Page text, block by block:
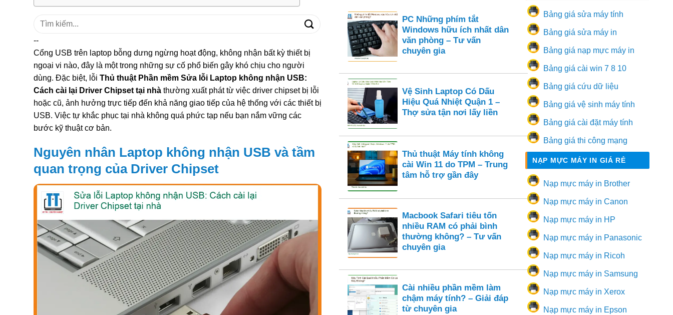
Tìm
--
Cổng USB trên laptop bỗng dưng ngừng hoạt động, không nhận bất kỳ thiết bị
ngoại vi nào, đây là một trong những sự cố phổ biến gây khó chịu cho người
dùng. Đặc biệt, lỗi Thủ thuật Phần mềm Sửa lỗi Laptop không nhận USB:
Cách cài lại Driver Chipset tại nhà thường xuất phát từ việc driver chipset bị lỗi
hoặc cũ, ảnh hưởng trực tiếp đến khả năng giao tiếp của hệ thống với các thiết bị
USB. Việc tự khắc phục tại nhà không quá phức tạp nếu bạn nắm vững các
bước kỹ thuật cơ bản.
Nguyên nhân Laptop không nhận USB và tầm
quan trọng của Driver Chipset
PC Những phím tắt
Windows hữu ích nhất dân
văn phòng – Tư vấn
chuyên gia
Vệ Sinh Laptop Có Dấu
Hiệu Quá Nhiệt Quận 1 –
Thợ sửa tận nơi lấy liền
Thủ thuật Máy tính không
cài Win 11 do TPM – Trung
tâm hỗ trợ gần đây
Macbook Safari tiêu tốn
nhiều RAM có phải bình
thường không? – Tư vấn
chuyên gia
Cài nhiều phần mềm làm
chậm máy tính? – Giải đáp
từ chuyên gia
Bảng giá sửa máy tính
Bảng giá sửa máy in
Bảng giá nạp mực máy in
Bảng giá cài win 7 8 10
Bảng giá cứu dữ liệu
Bảng giá vệ sinh máy tính
Bảng giá cài đặt máy tính
Bảng giá thi công mạng
NẠP MỰC MÁY IN GIÁ RẺ
Nạp mực máy in Brother
Nạp mực máy in Canon
Nạp mực máy in HP
Nạp mực máy in Panasonic
Nạp mực máy in Ricoh
Nạp mực máy in Samsung
Nạp mực máy in Xerox
Nạp mực máy in Epson